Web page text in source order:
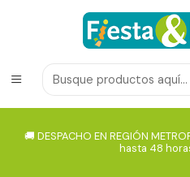
🚚 DESPACHO EN REGIÓN
hasta 48